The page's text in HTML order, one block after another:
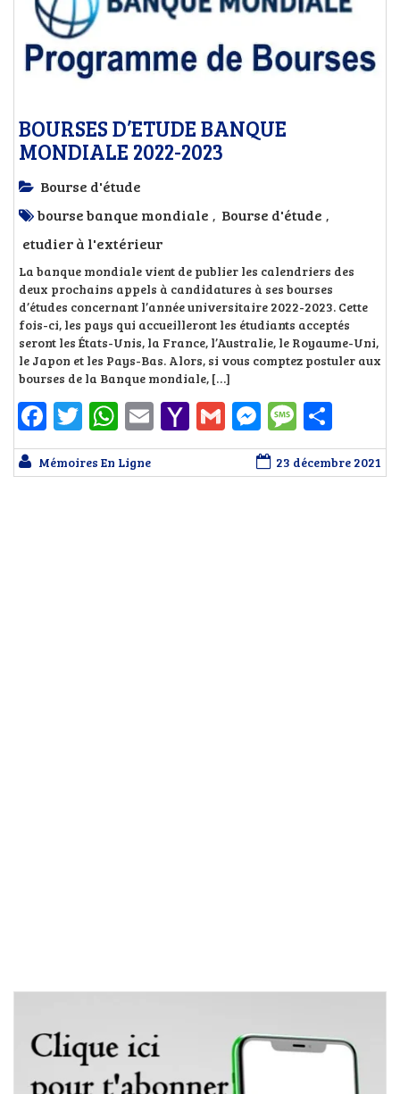
BOURSES D’ETUDE BANQUE
MONDIALE 2022-2023
Bourse d'étude
bourse banque mondiale , Bourse d'étude ,
etudier à l'extérieur
La banque mondiale vient de publier les calendriers des
deux prochains appels à candidatures à ses bourses
d’études concernant l’année universitaire 2022-2023. Cette
fois-ci, les pays qui accueilleront les étudiants acceptés
seront les États-Unis, la France, l’Australie, le Royaume-Uni,
le Japon et les Pays-Bas. Alors, si vous comptez postuler aux
bourses de la Banque mondiale, […]
Facebook
Twitter
WhatsApp
EmailYahoo
Mail
GmailMessenger
Mémoires En Ligne 23 décembre 2021